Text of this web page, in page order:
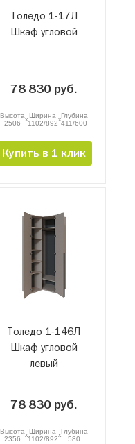
Толедо 1-17Л
Шкаф угловой
78 830 руб.
Высота
2506 x Ширина
1102/892xГлубина
411/600
Купить в 1 клик
Толедо 1-146Л
Шкаф угловой
левый
78 830 руб.
Высота
2356 x Ширина
1102/892xГлубина
580